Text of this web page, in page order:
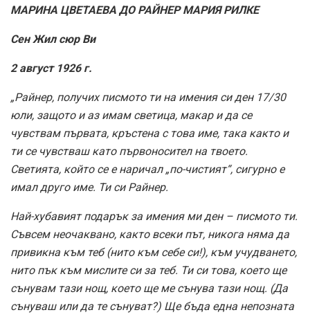
МАРИНА ЦВЕТАЕВА ДО РАЙНЕР МАРИЯ РИЛКЕ
Сен Жил сюр Ви
2 август 1926 г.
„Райнер, получих писмото ти на имения си ден 17/30
юли, защото и аз имам светица, макар и да се
чувствам първата, кръстена с това име, така както и
ти се чувстваш като първоносител на твоето.
Светията, който се е наричал „по-чистият“, сигурно е
имал друго име. Ти си Райнер.
Най-хубавият подарък за имения ми ден – писмото ти.
Съвсем неочаквано, както всеки път, никога няма да
привикна към теб (нито към себе си!), към учудването,
нито пък към мислите си за теб. Ти си това, което ще
сънувам тази нощ, което ще ме сънува тази нощ. (Да
сънуваш или да те сънуват?) Ще бъда една непозната